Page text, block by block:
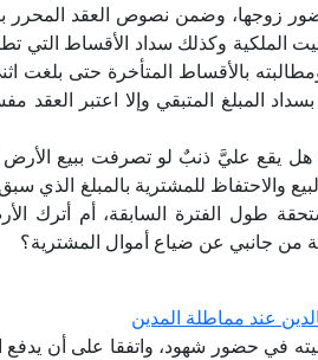
زوجها، وضمن نصوص العقد المحرر
الملكية وكذلك سداد الأقساط التي
بالأقساط المتأخرة حتى بلغت
المبلغ المتبقي وإلا اعتبر العقد
يقع عليَّ ذنبٌ لو تصرفت ببيع الأرض
والاحتفاظ للمشترية بالمبلغ الذي سبق
طول الفترة السابقة، أم أترك
من جانبي عن ضياع أموال المشترية؟
عند مماطلة المدين
في حضور شهود، واتفقا على أن يدفع